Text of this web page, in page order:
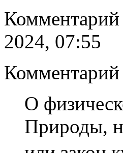
Комментарий
2024, 07:55
О
Природы,